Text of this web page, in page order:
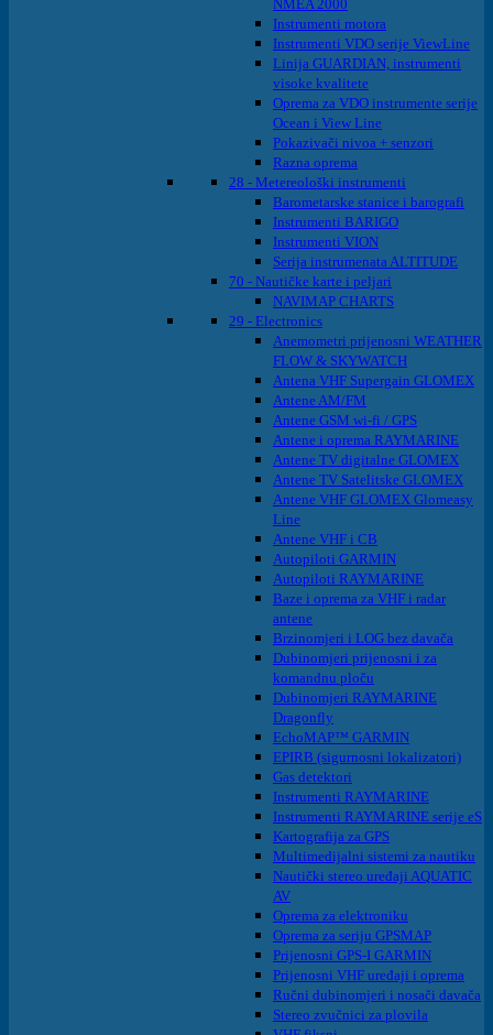
NMEA 2000
Instrumenti motora
Instrumenti VDO serije ViewLine
Linija GUARDIAN, instrumenti
visoke kvalitete
Oprema za VDO instrumente serije
Ocean i View Line
Pokazivači nivoa + senzori
Razna oprema
28 - Metereološki instrumenti
Barometarske stanice i barografi
Instrumenti BARIGO
Instrumenti VION
Serija instrumenata ALTITUDE
70 - Nautičke karte i peljari
NAVIMAP CHARTS
29 - Electronics
Anemometri prijenosni WEATHER
FLOW & SKYWATCH
Antena VHF Supergain GLOMEX
Antene AM/FM
Antene GSM wi-fi / GPS
Antene i oprema RAYMARINE
Antene TV digitalne GLOMEX
Antene TV Satelitske GLOMEX
Antene VHF GLOMEX Glomeasy
Line
Antene VHF i CB
Autopiloti GARMIN
Autopiloti RAYMARINE
Baze i oprema za VHF i radar
antene
Brzinomjeri i LOG bez davača
Dubinomjeri prijenosni i za
komandnu ploču
Dubinomjeri RAYMARINE
Dragonfly
EchoMAP™ GARMIN
EPIRB (sigurnosni lokalizatori)
Gas detektori
Instrumenti RAYMARINE
Instrumenti RAYMARINE serije eS
Kartografija za GPS
Multimedijalni sistemi za nautiku
Nautički stereo uređaji AQUATIC
AV
Oprema za elektroniku
Oprema za seriju GPSMAP
Prijenosni GPS-I GARMIN
Prijenosni VHF uređaji i oprema
Ručni dubinomjeri i nosači davača
Stereo zvučnici za plovila